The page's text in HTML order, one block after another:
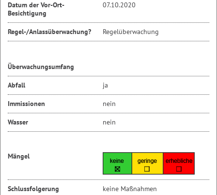
Datum der Vor-Ort-
Besichtigung
07.10.2020
Regel-/Anlassüberwachung? Regelüberwachung
Überwachungsumfang
Abfall ja
Immissionen nein
Wasser nein
Mängel
Schlussfolgerung keine Maßnahmen